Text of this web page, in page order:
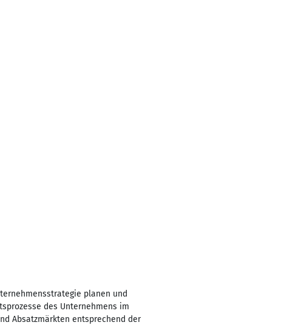
planen und
des Unternehmens im
Absatzmärkten entsprechend der